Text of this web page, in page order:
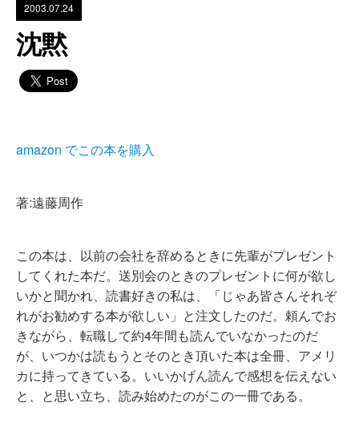
2003.07.24
沈黙
amazon でこの本を購入
著:遠藤周作
この本は、以前の会社を辞めるときに先輩がプレゼント
してくれた本だ。送別会のときのプレゼントに何が欲し
いかと聞かれ、読書好きの私は、「じゃあ皆さんそれぞ
れがお勧めする本が欲しい」と注文したのだ。頼んでお
きながら、転職して約4年間も読んでいなかったのだ
が、いつかは読もうとそのとき頂いた本は全冊、アメリ
カに持ってきている。いいかげん読んで感想を伝えない
と、と思い立ち、読み始めたのがこの一冊である。